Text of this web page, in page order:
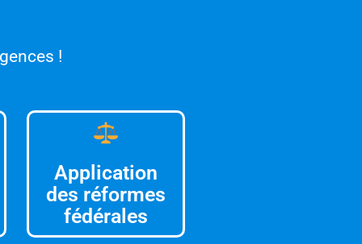
!
Application
des réformes
fédérales